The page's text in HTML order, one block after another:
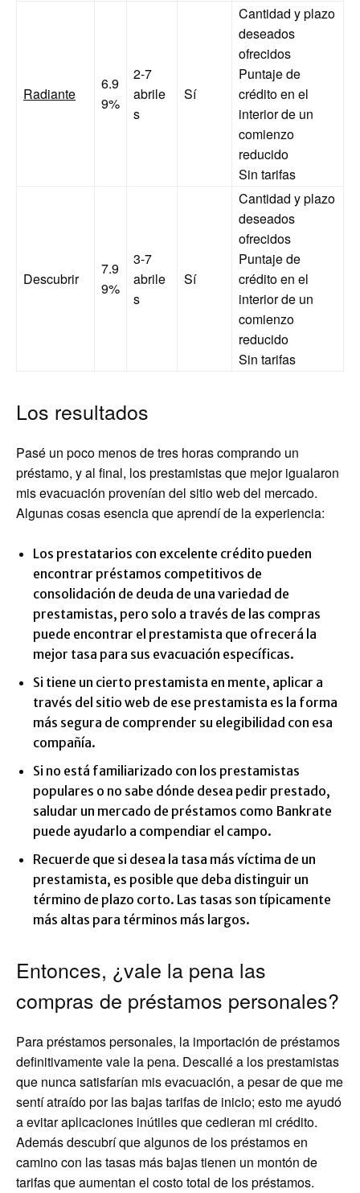
Radiante
6.9
9%
2-7
abrile
s
Sí
Cantidad y plazo
deseados
ofrecidos
Puntaje de
crédito en el
interior de un
comienzo
reducido
Sin tarifas
Descubrir
7.9
9%
3-7
abrile
s
Sí
Cantidad y plazo
deseados
ofrecidos
Puntaje de
crédito en el
interior de un
comienzo
reducido
Sin tarifas
Los resultados
Pasé un poco menos de tres horas comprando un
préstamo, y al final, los prestamistas que mejor igualaron
mis evacuación provenían del sitio web del mercado.
Algunas cosas esencia que aprendí de la experiencia:
Los prestatarios con excelente crédito pueden
encontrar préstamos competitivos de
consolidación de deuda de una variedad de
prestamistas, pero solo a través de las compras
puede encontrar el prestamista que ofrecerá la
mejor tasa para sus evacuación específicas.
Si tiene un cierto prestamista en mente, aplicar a
través del sitio web de ese prestamista es la forma
más segura de comprender su elegibilidad con esa
compañía.
Si no está familiarizado con los prestamistas
populares o no sabe dónde desea pedir prestado,
saludar un mercado de préstamos como Bankrate
puede ayudarlo a compendiar el campo.
Recuerde que si desea la tasa más víctima de un
prestamista, es posible que deba distinguir un
término de plazo corto. Las tasas son típicamente
más altas para términos más largos.
Entonces, ¿vale la pena las
compras de préstamos personales?
Para préstamos personales, la importación de préstamos
definitivamente vale la pena. Descallé a los prestamistas
que nunca satisfarían mis evacuación, a pesar de que me
sentí atraído por las bajas tarifas de inicio; esto me ayudó
a evitar aplicaciones inútiles que cedieran mi crédito.
Además descubrí que algunos de los préstamos en
camino con las tasas más bajas tienen un montón de
tarifas que aumentan el costo total de los préstamos.